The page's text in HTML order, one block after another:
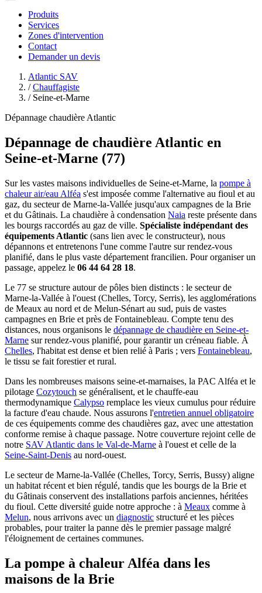
Produits
Services
Zones d'intervention
Contact
Demander un devis
Atlantic SAV
/ Chauffagiste
/ Seine-et-Marne
Dépannage chaudière Atlantic
Dépannage de chaudière Atlantic en
Seine-et-Marne (77)
Sur les vastes maisons individuelles de Seine-et-Marne, la pompe à
chaleur air/eau Alféa s'est imposée comme l'alternative au fioul et au
gaz, du secteur de Marne-la-Vallée jusqu'aux campagnes de la Brie
et du Gâtinais. La chaudière à condensation Naia reste présente dans
les bourgs raccordés au gaz de ville. Spécialiste indépendant des
équipements Atlantic (sans lien avec le constructeur), nous
dépannons et entretenons l'une comme l'autre sur rendez-vous
planifié, dans le plus vaste département francilien. Pour organiser un
passage, appelez le 06 44 64 28 18.
Le 77 se structure autour de pôles bien distincts : le secteur de
Marne-la-Vallée à l'ouest (Chelles, Torcy, Serris), les agglomérations
de Meaux au nord et de Melun-Sénart au sud, puis de vastes
campagnes en Brie et près de Fontainebleau. Compte tenu des
distances, nous organisons le dépannage de chaudière en Seine-et-
Marne sur rendez-vous planifié, pour garantir un créneau fiable. À
Chelles, l'habitat est dense et bien relié à Paris ; vers Fontainebleau,
le tissu se fait forestier et rural.
Dans les nombreuses maisons seine-et-marnaises, la PAC Alféa et le
pilotage Cozytouch se généralisent, et le chauffe-eau
thermodynamique Calypso remplace les vieux cumulus pour réduire
la facture d'eau chaude. Nous assurons l'entretien annuel obligatoire
de ces équipements comme des chaudières gaz, avec une attestation
conforme remise à chaque passage. Notre couverture rejoint celle de
notre SAV Atlantic dans le Val-de-Marne à l'ouest et celle de la
Seine-Saint-Denis au nord-ouest.
Le secteur de Marne-la-Vallée (Chelles, Torcy, Serris, Bussy) aligne
un habitat récent et bien régulé, tandis que les bourgs de la Brie et
du Gâtinais conservent des installations parfois anciennes, héritées
du fioul. Cette diversité guide notre approche : à Meaux comme à
Melun, nous arrivons avec un diagnostic structuré et les pièces
probables, pour traiter la panne dès le premier passage malgré
l'éloignement de certaines communes.
La pompe à chaleur Alféa dans les
maisons de la Brie